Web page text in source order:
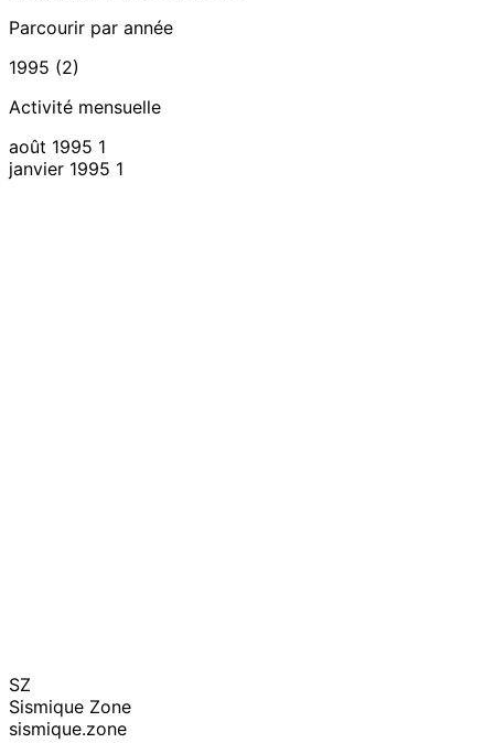
Parcourir par année
1995 (2)
Activité mensuelle
août 1995 1
janvier 1995 1
SZ
Sismique Zone
sismique.zone